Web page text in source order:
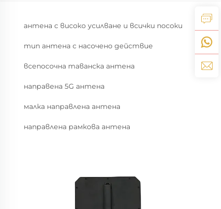
антена с високо усилване и всички посоки
тип антена с насочено действие
всепосочна таванска антена
направена 5G антена
малка направлена антена
направлена рамкова антена